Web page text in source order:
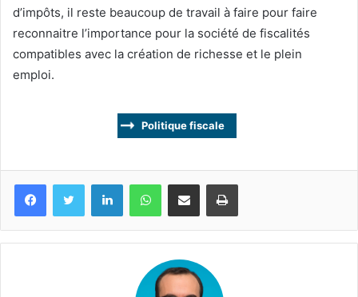
d’impôts, il reste beaucoup de travail à faire pour faire
reconnaitre l’importance pour la société de fiscalités
compatibles avec la création de richesse et le plein
emploi.
Politique fiscale
FacebookTwitter LinkedinWhatsApp
Partagez par mail Imprimez